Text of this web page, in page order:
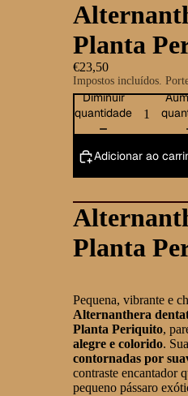
Planta
€23,50
Impostos incluídos.
Diminuir
quantidade
Adicionar ao
Planta
Pequena, vibrante e
Alternanthera
Planta Periquito,
alegre e colorido.
contornadas por
contraste encantador
pequeno pássaro